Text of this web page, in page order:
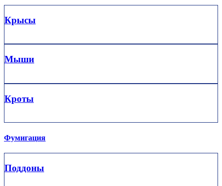
Крысы
Мыши
Кроты
Фумигация
Поддоны